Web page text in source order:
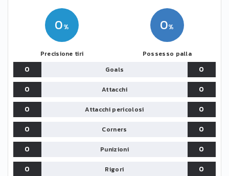
0
Precisione tiri
0
Possesso palla
0 Goals
0
0
Attacchi
0
0
Attacchi pericolosi
0
0
Corners
0
0
Punizioni
0
0
Rigori 0